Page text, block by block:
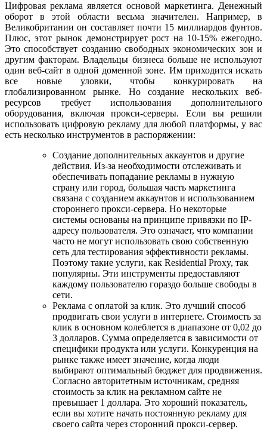
Цифровая реклама является основой маркетинга. Денежный
оборот в этой области весьма значителен. Например, в
Великобритании он составляет почти 15 миллиардов фунтов.
Плюс, этот рынок демонстрирует рост на 10-15% ежегодно.
Это способствует созданию свободных экономических зон и
другим факторам. Владельцы бизнеса больше не используют
один веб-сайт в одной доменной зоне. Им приходится искать
все новые уловки, чтобы конкурировать на
глобализированном рынке. Но создание нескольких веб-
ресурсов требует использования дополнительного
оборудования, включая прокси-серверы. Если вы решили
использовать цифровую рекламу для любой платформы, у вас
есть несколько инструментов в распоряжении:
Создание дополнительных аккаунтов и другие
действия. Из-за необходимости отслеживать и
обеспечивать попадание рекламы в нужную
страну или город, большая часть маркетинга
связана с созданием аккаунтов и использованием
стороннего прокси-сервера. Но некоторые
системы основаны на принципе привязки по IP-
адресу пользователя. Это означает, что компании
часто не могут использовать свою собственную
сеть для тестирования эффективности рекламы.
Поэтому такие услуги, как Residential Proxy, так
популярны. Эти инструменты предоставляют
каждому пользователю гораздо больше свободы в
сети.
Реклама с оплатой за клик. Это лучший способ
продвигать свои услуги в интернете. Стоимость за
клик в основном колеблется в диапазоне от 0,02 до
3 долларов. Сумма определяется в зависимости от
специфики продукта или услуги. Конкуренция на
рынке также имеет значение, когда люди
выбирают оптимальный бюджет для продвижения.
Согласно авторитетным источникам, средняя
стоимость за клик на рекламном сайте не
превышает 1 доллара. Это хороший показатель,
если вы хотите начать постоянную рекламу для
своего сайта через сторонний прокси-сервер.